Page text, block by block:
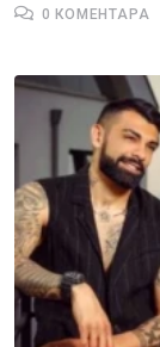
0 КОМЕНТАРА